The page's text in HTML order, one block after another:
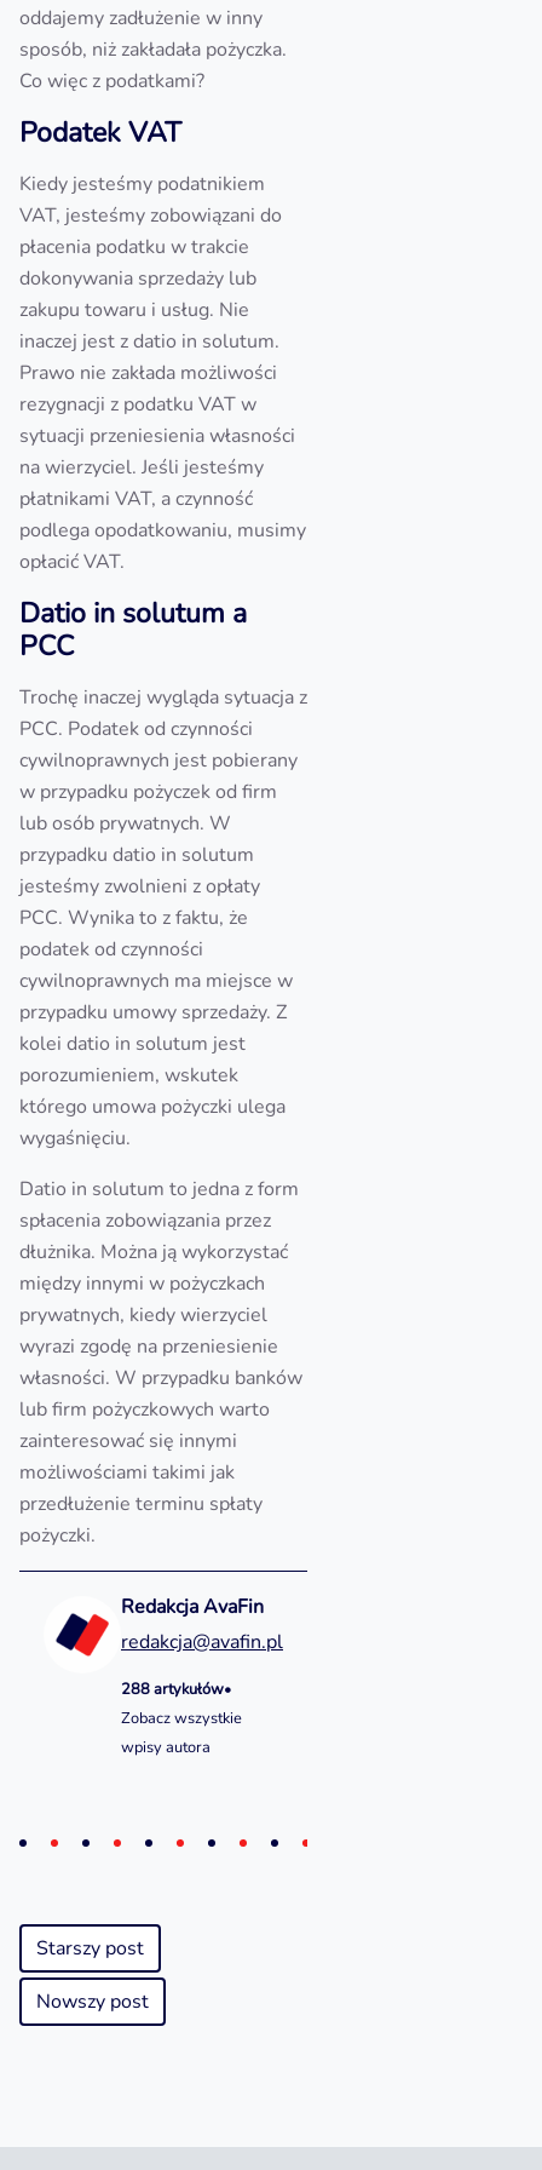
oddajemy zadłużenie w inny
sposób, niż zakładała pożyczka.
Co więc z podatkami?
Podatek VAT
Kiedy jesteśmy podatnikiem
VAT, jesteśmy zobowiązani do
płacenia podatku w trakcie
dokonywania sprzedaży lub
zakupu towaru i usług. Nie
inaczej jest z datio in solutum.
Prawo nie zakłada możliwości
rezygnacji z podatku VAT w
sytuacji przeniesienia własności
na wierzyciel. Jeśli jesteśmy
płatnikami VAT, a czynność
podlega opodatkowaniu, musimy
opłacić VAT.
Datio in solutum a
PCC
Trochę inaczej wygląda sytuacja z
PCC. Podatek od czynności
cywilnoprawnych jest pobierany
w przypadku pożyczek od firm
lub osób prywatnych. W
przypadku datio in solutum
jesteśmy zwolnieni z opłaty
PCC. Wynika to z faktu, że
podatek od czynności
cywilnoprawnych ma miejsce w
przypadku umowy sprzedaży. Z
kolei datio in solutum jest
porozumieniem, wskutek
którego umowa pożyczki ulega
wygaśnięciu.
Datio in solutum to jedna z form
spłacenia zobowiązania przez
dłużnika. Można ją wykorzystać
między innymi w pożyczkach
prywatnych, kiedy wierzyciel
wyrazi zgodę na przeniesienie
własności. W przypadku banków
lub firm pożyczkowych warto
zainteresować się innymi
możliwościami takimi jak
przedłużenie terminu spłaty
pożyczki.
Redakcja AvaFin
redakcja@avafin.pl
288 artykułów•
Zobacz wszystkie
wpisy autora
Starszy post
Nowszy post